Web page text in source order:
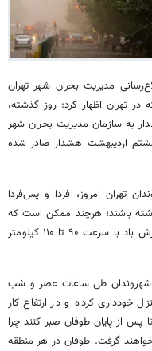
مدیریت بحران شهر تهران
تهران اظهار کرد: روز گذشته،
به سازمان مدیریت بحران شهر
اردیبهشت هشدار صادر شده
تهران امروز، فردا و پس‌فردا
باشند؛ هرچند ممکن است که
وزش باد ضعیف‌تر از روز گذشته رخ دهد اما وزش باد با سرعت ۹۰ تا ۱۱۰ کیلومتر
شهروندان طی ساعات عصر و شب
خودداری کرده و در ارتفاع کار
پس از پایان طوفان صبر کنند چرا
گرفت. طوفان در هر منطقه